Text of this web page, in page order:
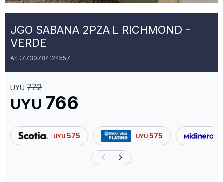
JGO SABANA 2PZA L RICHMOND -
VERDE
7730784124557
UYU 766
UYU 772
UYU 575 UYU 575